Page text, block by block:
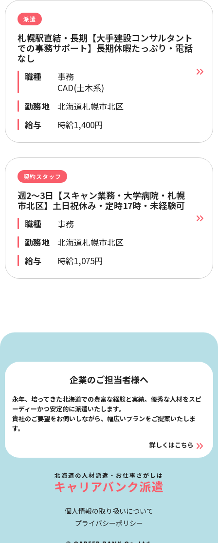
派遣
札幌駅直結・長期【大手建設コンサルタント
での事務サポート】長期休暇たっぷり・電話
なし
職種
事務
CAD(土木系)
勤務地
北海道札幌市北区
給与
時給1,400円
契約スタッフ
週2～3日【スキャン業務・大学病院・札幌
市北区】土日祝休み・定時17時・未経験可
職種
事務
勤務地
北海道札幌市北区
給与
時給1,075円
企業のご担当者様へ
永年、培ってきた北海道での豊富な経験と実績。優秀な人材をスピ
ーディーかつ安定的に派遣いたします。
貴社のご要望をお伺いしながら、幅広いプランをご提案いたしま
す。
詳しくはこちら
北海道の人材派遣・お仕事さがしは
キャリアバンク派遣
個人情報の取り扱いについて
プライバシーポリシー